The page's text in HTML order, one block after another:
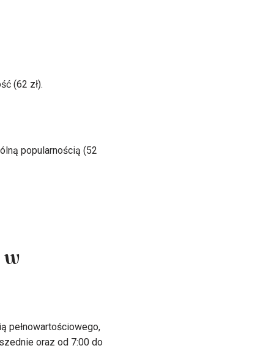
(62 zł).
popularnością (52
pełnowartościowego,
oraz od 7:00 do